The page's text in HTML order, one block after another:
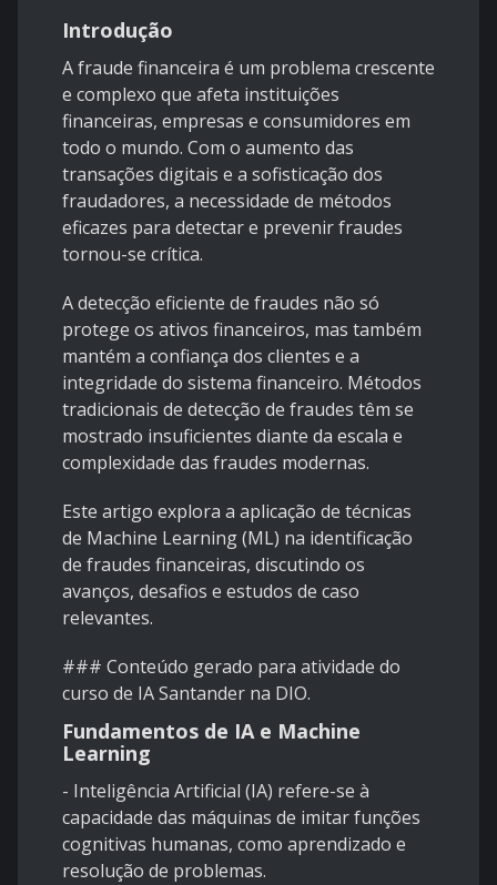
Introdução
A fraude financeira é um problema crescente
e complexo que afeta instituições
financeiras, empresas e consumidores em
todo o mundo. Com o aumento das
transações digitais e a sofisticação dos
fraudadores, a necessidade de métodos
eficazes para detectar e prevenir fraudes
tornou-se crítica.
A detecção eficiente de fraudes não só
protege os ativos financeiros, mas também
mantém a confiança dos clientes e a
integridade do sistema financeiro. Métodos
tradicionais de detecção de fraudes têm se
mostrado insuficientes diante da escala e
complexidade das fraudes modernas.
Este artigo explora a aplicação de técnicas
de Machine Learning (ML) na identificação
de fraudes financeiras, discutindo os
avanços, desafios e estudos de caso
relevantes.
### Conteúdo gerado para atividade do
curso de IA Santander na DIO.
Fundamentos de IA e Machine
Learning
- Inteligência Artificial (IA) refere-se à
capacidade das máquinas de imitar funções
cognitivas humanas, como aprendizado e
resolução de problemas.